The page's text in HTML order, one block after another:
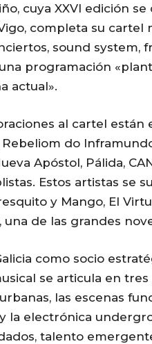
cuya XXVI edición
completa su cartel
sound system,
programación
actual».
al cartel están
Rebeliom do
Apóstol, Pálida,
Estos artistas se
y Mango, El
una de las grandes
como socio
se articula en
las escenas
y la electrónica
talento